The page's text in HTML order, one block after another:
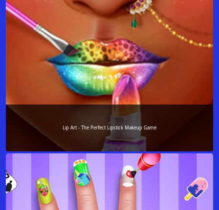
Lip Art - The Perfect Lipstick Makeup Game